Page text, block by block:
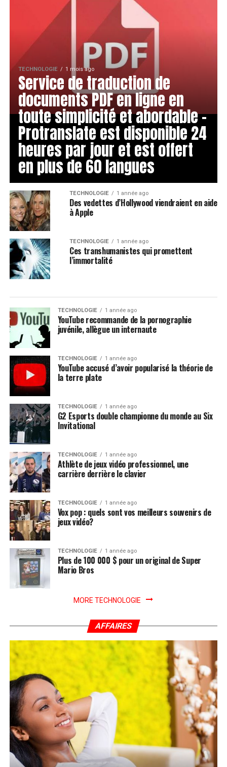
TECHNOLOGIE 1 mois ago
Service de traduction de
documents PDF en ligne en
toute simplicité et abordable -
Protranslate est disponible 24
heures par jour et est offert
en plus de 60 langues
TECHNOLOGIE 1 année ago
Des vedettes d’Hollywood viendraient en aide
à Apple
TECHNOLOGIE 1 année ago
Ces transhumanistes qui promettent
l’immortalité
TECHNOLOGIE 1 année ago
YouTube recommande de la pornographie
juvénile, allègue un internaute
TECHNOLOGIE 1 année ago
YouTube accusé d’avoir popularisé la théorie de
la terre plate
TECHNOLOGIE 1 année ago
G2 Esports double championne du monde au Six
Invitational
TECHNOLOGIE 1 année ago
Athlète de jeux vidéo professionnel, une
carrière derrière le clavier
TECHNOLOGIE 1 année ago
Vox pop : quels sont vos meilleurs souvenirs de
jeux vidéo?
TECHNOLOGIE 1 année ago
Plus de 100 000 $ pour un original de Super
Mario Bros
MORE TECHNOLOGIE
AFFAIRES